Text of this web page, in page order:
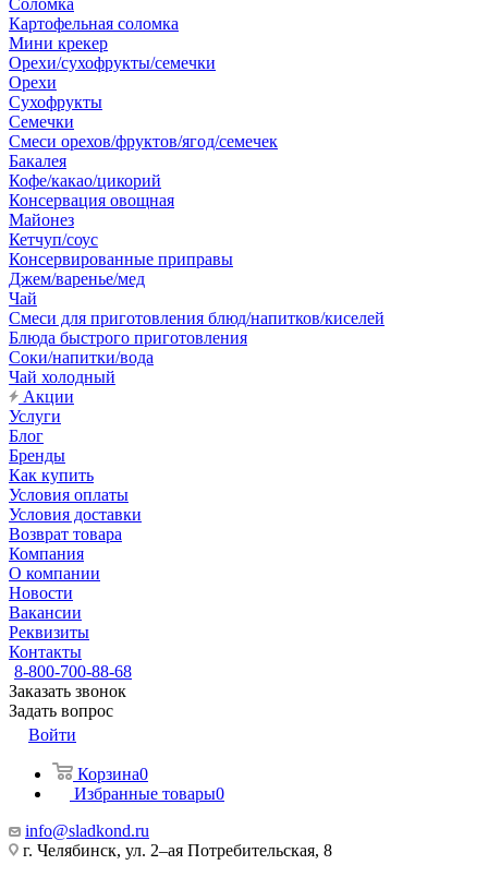
Соломка
Картофельная соломка
Мини крекер
Орехи/сухофрукты/семечки
Орехи
Сухофрукты
Семечки
Смеси орехов/фруктов/ягод/семечек
Бакалея
Кофе/какао/цикорий
Консервация овощная
Майонез
Кетчуп/соус
Консервированные приправы
Джем/варенье/мед
Чай
Смеси для приготовления блюд/напитков/киселей
Блюда быстрого приготовления
Соки/напитки/вода
Чай холодный
Акции
Услуги
Блог
Бренды
Как купить
Условия оплаты
Условия доставки
Возврат товара
Компания
О компании
Новости
Вакансии
Реквизиты
Контакты
8-800-700-88-68
Заказать звонок
Задать вопрос
Войти
Корзина0
Избранные товары0
info@sladkond.ru
г. Челябинск, ул. 2–ая Потребительская, 8